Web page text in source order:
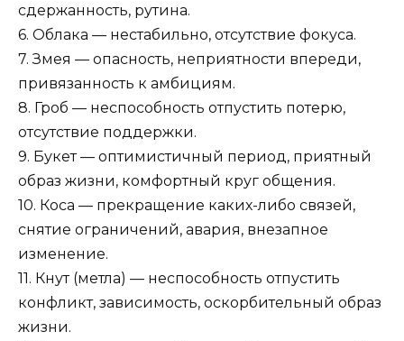
сдержанность, рутина.
6. Облака — нестабильно, отсутствие фокуса.
7. Змея — опасность, неприятности впереди,
привязанность к амбициям.
8. Гроб — неспособность отпустить потерю,
отсутствие поддержки.
9. Букет — оптимистичный период, приятный
образ жизни, комфортный круг общения.
10. Коса — прекращение каких-либо связей,
снятие ограничений, авария, внезапное
изменение.
11. Кнут (метла) — неспособность отпустить
конфликт, зависимость, оскорбительный образ
жизни.